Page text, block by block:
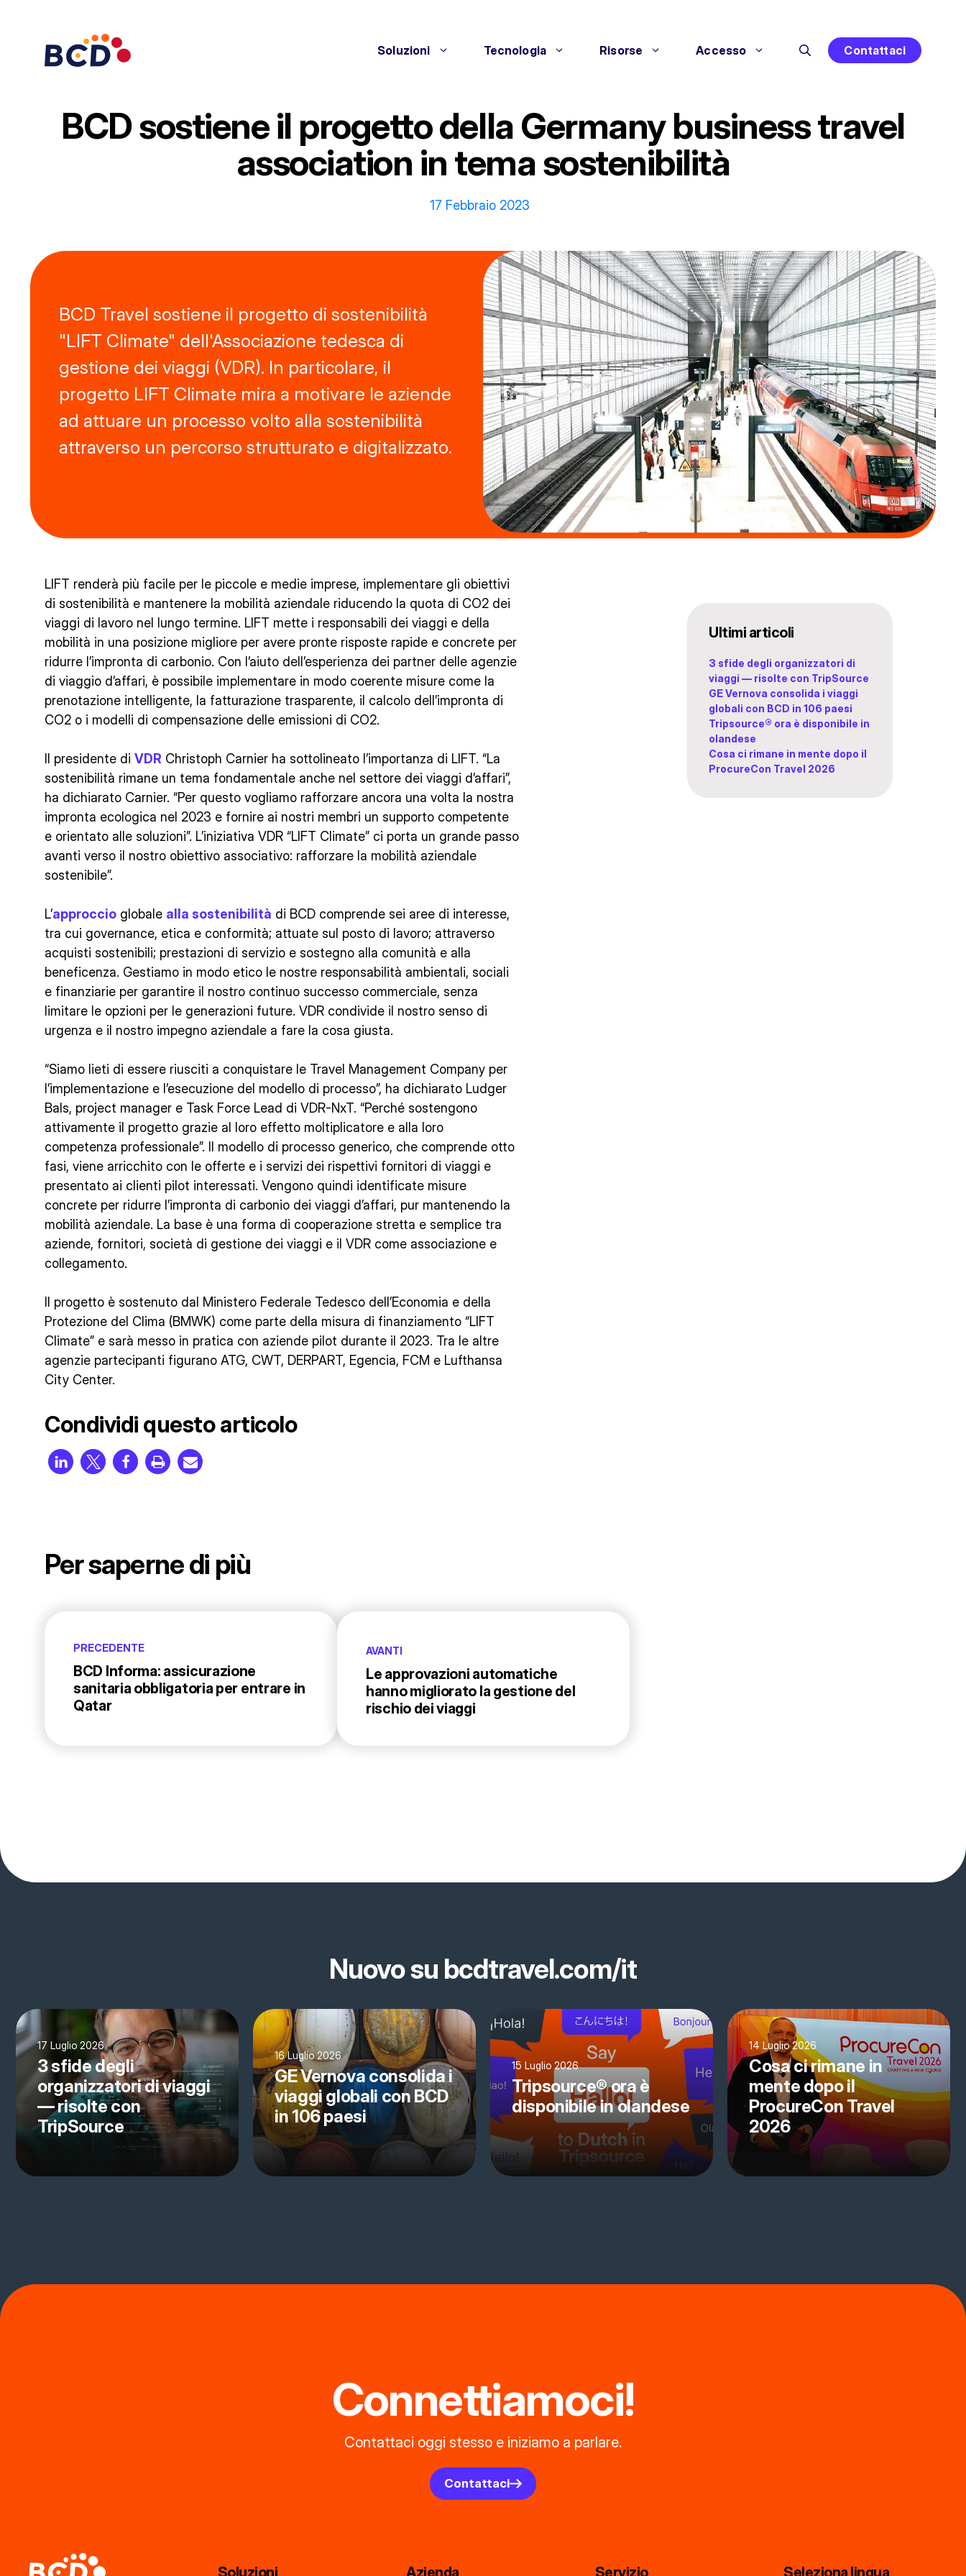
contenuto
Soluzioni Tecnologia Risorse Accesso Contattaci
BCD sostiene il progetto della Germany business travel
association in tema sostenibilità
17 Febbraio 2023
BCD Travel sostiene il progetto di sostenibilità
"LIFT Climate" dell'Associazione tedesca di
gestione dei viaggi (VDR). In particolare, il
progetto LIFT Climate mira a motivare le aziende
ad attuare un processo volto alla sostenibilità
attraverso un percorso strutturato e digitalizzato.
LIFT renderà più facile per le piccole e medie imprese, implementare gli obiettivi
di sostenibilità e mantenere la mobilità aziendale riducendo la quota di CO2 dei
viaggi di lavoro nel lungo termine. LIFT mette i responsabili dei viaggi e della
mobilità in una posizione migliore per avere pronte risposte rapide e concrete per
ridurre l’impronta di carbonio. Con l’aiuto dell’esperienza dei partner delle agenzie
di viaggio d’affari, è possibile implementare in modo coerente misure come la
prenotazione intelligente, la fatturazione trasparente, il calcolo dell’impronta di
CO2 o i modelli di compensazione delle emissioni di CO2.
Il presidente di VDR Christoph Carnier ha sottolineato l’importanza di LIFT. “La
sostenibilità rimane un tema fondamentale anche nel settore dei viaggi d’affari”,
ha dichiarato Carnier. “Per questo vogliamo rafforzare ancora una volta la nostra
impronta ecologica nel 2023 e fornire ai nostri membri un supporto competente
e orientato alle soluzioni”. L’iniziativa VDR “LIFT Climate” ci porta un grande passo
avanti verso il nostro obiettivo associativo: rafforzare la mobilità aziendale
sostenibile”.
L’approccio globale alla sostenibilità di BCD comprende sei aree di interesse,
tra cui governance, etica e conformità; attuate sul posto di lavoro; attraverso
acquisti sostenibili; prestazioni di servizio e sostegno alla comunità e alla
beneficenza. Gestiamo in modo etico le nostre responsabilità ambientali, sociali
e finanziarie per garantire il nostro continuo successo commerciale, senza
limitare le opzioni per le generazioni future. VDR condivide il nostro senso di
urgenza e il nostro impegno aziendale a fare la cosa giusta.
“Siamo lieti di essere riusciti a conquistare le Travel Management Company per
l’implementazione e l’esecuzione del modello di processo”, ha dichiarato Ludger
Bals, project manager e Task Force Lead di VDR-NxT. “Perché sostengono
attivamente il progetto grazie al loro effetto moltiplicatore e alla loro
competenza professionale”. Il modello di processo generico, che comprende otto
fasi, viene arricchito con le offerte e i servizi dei rispettivi fornitori di viaggi e
presentato ai clienti pilot interessati. Vengono quindi identificate misure
concrete per ridurre l’impronta di carbonio dei viaggi d’affari, pur mantenendo la
mobilità aziendale. La base è una forma di cooperazione stretta e semplice tra
aziende, fornitori, società di gestione dei viaggi e il VDR come associazione e
collegamento.
Il progetto è sostenuto dal Ministero Federale Tedesco dell’Economia e della
Protezione del Clima (BMWK) come parte della misura di finanziamento “LIFT
Climate” e sarà messo in pratica con aziende pilot durante il 2023. Tra le altre
agenzie partecipanti figurano ATG, CWT, DERPART, Egencia, FCM e Lufthansa
City Center.
Condividi questo articolo
Per saperne di più
PRECEDENTE
BCD Informa: assicurazione
sanitaria obbligatoria per entrare in
Qatar
AVANTI
Le approvazioni automatiche
hanno migliorato la gestione del
rischio dei viaggi
Ultimi articoli
3 sfide degli organizzatori di
viaggi — risolte con TripSource
GE Vernova consolida i viaggi
globali con BCD in 106 paesi
Tripsource® ora è disponibile in
olandese
Cosa ci rimane in mente dopo il
ProcureCon Travel 2026
Nuovo su bcdtravel.com/it
17 Luglio 2026
3 sfide degli
organizzatori di viaggi
— risolte con
TripSource
16 Luglio 2026
GE Vernova consolida i
viaggi globali con BCD
in 106 paesi
15 Luglio 2026
Tripsource® ora è
disponibile in olandese
14 Luglio 2026
Cosa ci rimane in
mente dopo il
ProcureCon Travel
2026
Connettiamoci!
Contattaci oggi stesso e iniziamo a parlare.
Contattaci
Soluzioni Azienda Servizio Seleziona lingua